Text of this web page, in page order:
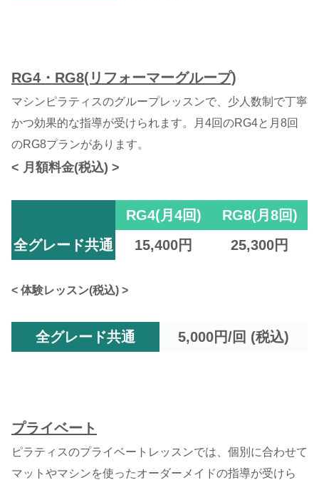
RG4・RG8(リフォーマーグループ)
マシンピラティスのグループレッスンで、少人数制で丁寧
かつ効果的な指導が受けられます。月4回のRG4と月8回
のRG8プランがあります。
< 月額料金(税込) >
RG4(月4回)
RG8(月8回)
全グレード共通
15,400円 25,300円
< 体験レッスン(税込) >
全グレード共通 5,000円/回 (税込)
プライベート
ピラティスのプライベートレッスンでは、個別に合わせて
マットやマシンを使ったオーダーメイドの指導が受けら